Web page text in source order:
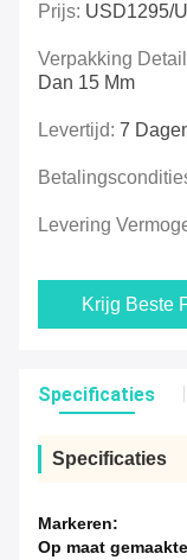
Prijs: USD1295/
Verpakking
Dan 15 Mm
Levertijd: 7
Levering
Krijg Beste
Specificaties
Specificaties
Markeren:
Op maat